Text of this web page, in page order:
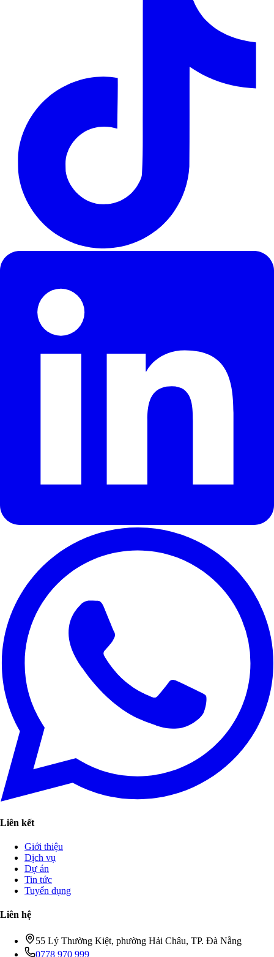
Liên kết
Giới thiệu
Dịch vụ
Dự án
Tin tức
Tuyển dụng
Liên hệ
55 Lý Thường Kiệt, phường Hải Châu, TP. Đà Nẵng
0778 970 999